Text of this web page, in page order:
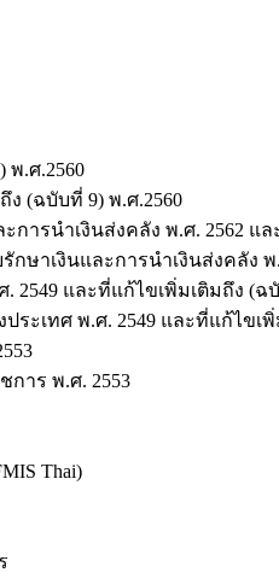
พ.ศ.2560
(ฉบับที่ 9) พ.ศ.2560
การนำเงินส่งคลัง พ.ศ. 2562 แ
ษาเงินและการนำเงินส่งคลัง
และที่แก้ไขเพิ่มเติมถึง (ฉ
ะเทศ พ.ศ. 2549 และที่แก้ไขเพิ่
การ พ.ศ. 2553
Thai)